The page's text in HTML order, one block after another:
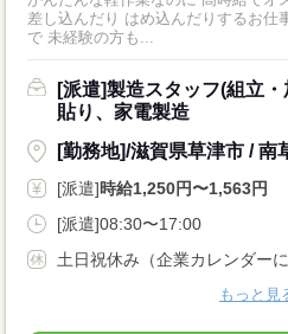
差し込んだり はめ込んだりするお仕
で 未経験の方も...
[派遣]製造スタッフ(組立
貼り、家電製造
[勤務地]/滋賀県草津市 / 南
[派遣]時給1,250円〜1,563円
[派遣]08:30〜17:00
もっと見